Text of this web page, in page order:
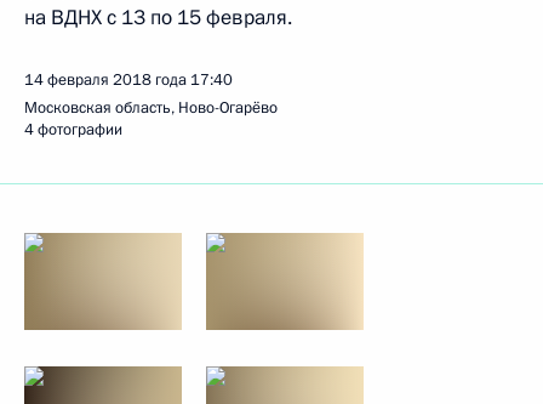
на ВДНХ с 13 по 15 февраля.
14 февраля 2018 года 17:40
Московская область, Ново-Огарёво
4 фотографии